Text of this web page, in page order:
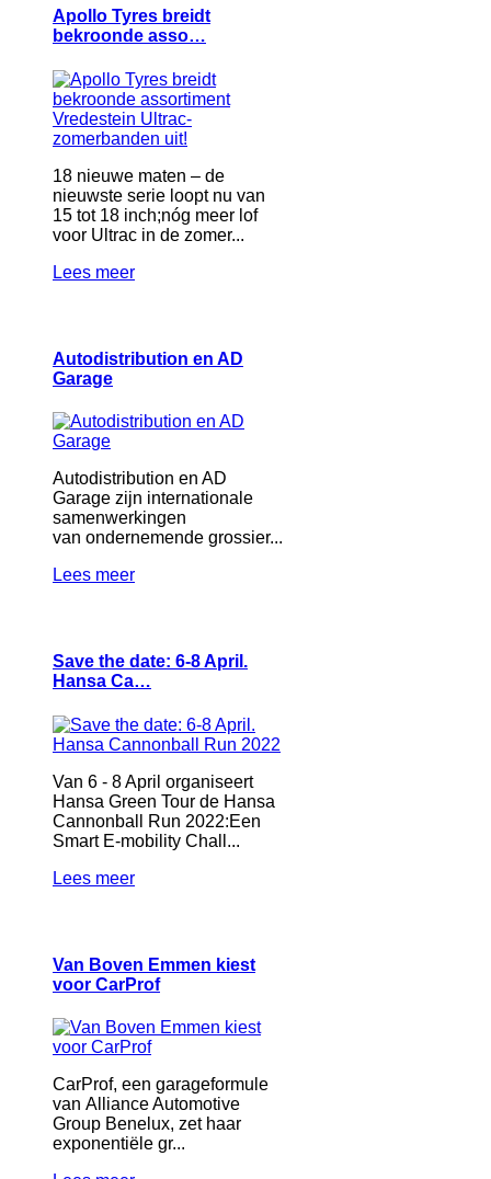
Apollo Tyres breidt
bekroonde asso…
18 nieuwe maten – de
nieuwste serie loopt nu van
15 tot 18 inch;nóg meer lof
voor Ultrac in de zomer...
Lees meer
Autodistribution en AD
Garage
Autodistribution en AD
Garage zijn internationale
samenwerkingen
van ondernemende grossier...
Lees meer
Save the date: 6-8 April.
Hansa Ca…
Van 6 - 8 April organiseert
Hansa Green Tour de Hansa
Cannonball Run 2022:Een
Smart E-mobility Chall...
Lees meer
Van Boven Emmen kiest
voor CarProf
CarProf, een garageformule
van Alliance Automotive
Group Benelux, zet haar
exponentiële gr...